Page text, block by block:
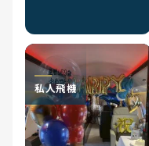
私人飛機